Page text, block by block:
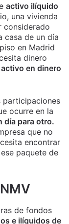
activo ilíquido
una vivienda
considerado
casa de un día
en Madrid
dinero
en dinero
participaciones
ocurre en la
día para otro.
que no
encontrar
paquete de
de fondos
e ilíquidos de